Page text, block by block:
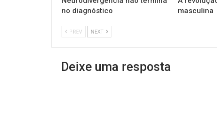
no diagnóstico
masculina
PREV NEXT
Deixe uma resposta